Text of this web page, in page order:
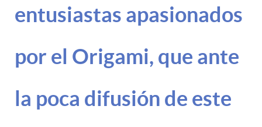
entusiastas apasionados
por el Origami, que ante
la poca difusión de este